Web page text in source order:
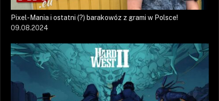
Pixel-Mania i ostatni (?) barakowóz z grami w Polsce!
09.08.2024